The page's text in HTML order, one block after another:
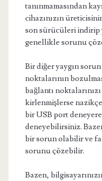
tanınmamasından
cihazınızın
son sürücüleri
genellikle sorunu
Bir diğer yaygın
noktalarının
bağlantı
kirlenmişlerse
bir USB port
deneyebilirsiniz.
bir sorun olabilir ve
sorunu çözebilir.
Bazen,